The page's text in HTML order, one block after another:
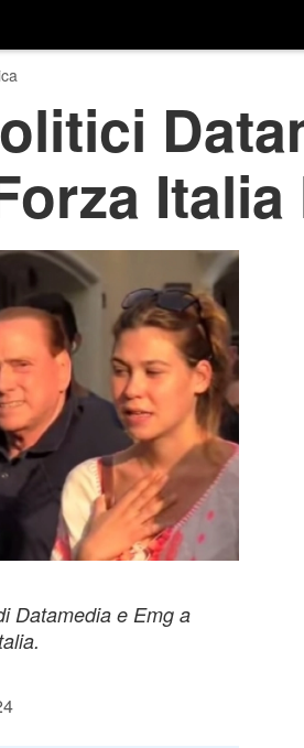
Datamedia e Emg a